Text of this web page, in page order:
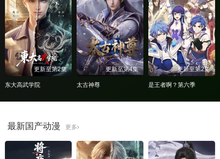
更新至第2集
东大高武学院
更新至第4集
太古神尊
更新至第2集
是王者啊？第六季
最新国产动漫 更多